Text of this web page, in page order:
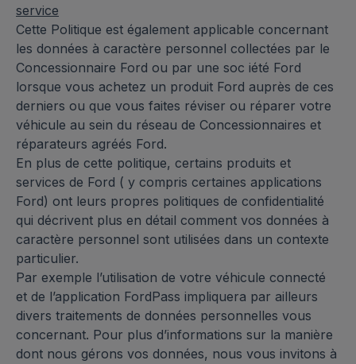
service
Cette Politique est également applicable concernant
les données à caractère personnel collectées par le
Concessionnaire Ford ou par une soc iété Ford
lorsque vous achetez un produit Ford auprès de ces
derniers ou que vous faites réviser ou réparer votre
véhicule au sein du réseau de Concessionnaires et
réparateurs agréés Ford.
En plus de cette politique, certains produits et
services de Ford ( y compris certaines applications
Ford) ont leurs propres politiques de confidentialité
qui décrivent plus en détail comment vos données à
caractère personnel sont utilisées dans un contexte
particulier.
Par exemple l’utilisation de votre véhicule connecté
et de l’application FordPass impliquera par ailleurs
divers traitements de données personnelles vous
concernant. Pour plus d’informations sur la manière
dont nous gérons vos données, nous vous invitons à